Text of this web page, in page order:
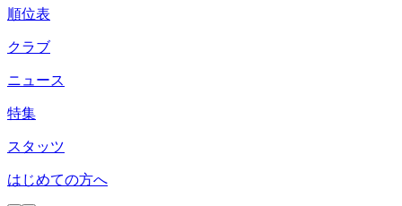
順位表
クラブ
ニュース
特集
スタッツ
はじめての方へ